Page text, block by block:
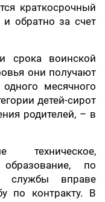
краткосрочный
обратно за счет
срока воинской
они получают
месячного
детей-сирот
родителей, – в
техническое,
по
службы вправе
по контракту. В